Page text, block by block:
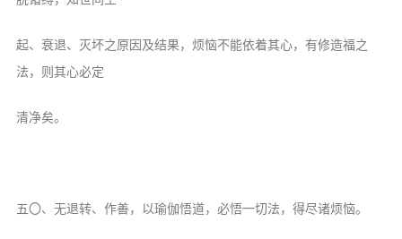
起、衰退、灭坏之原因及结果，烦恼不能依着其心，有修造福之
法，则其心必定
清净矣。
五〇、无退转、作善，以瑜伽悟道，必悟一切法，得尽诸烦恼。